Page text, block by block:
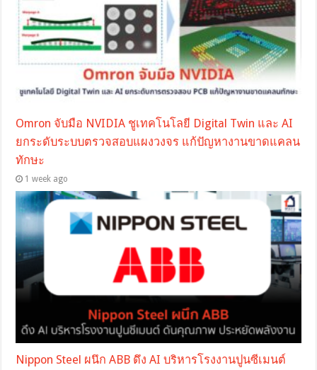
Omron จับมือ NVIDIA ชูเทคโนโลยี Digital Twin และ AI
ยกระดับระบบตรวจสอบแผงวงจร แก้ปัญหางานขาดแคลน
ทักษะ
1 week ago
Nippon Steel ผนึก ABB ดึง AI บริหารโรงงานปูนซีเมนต์